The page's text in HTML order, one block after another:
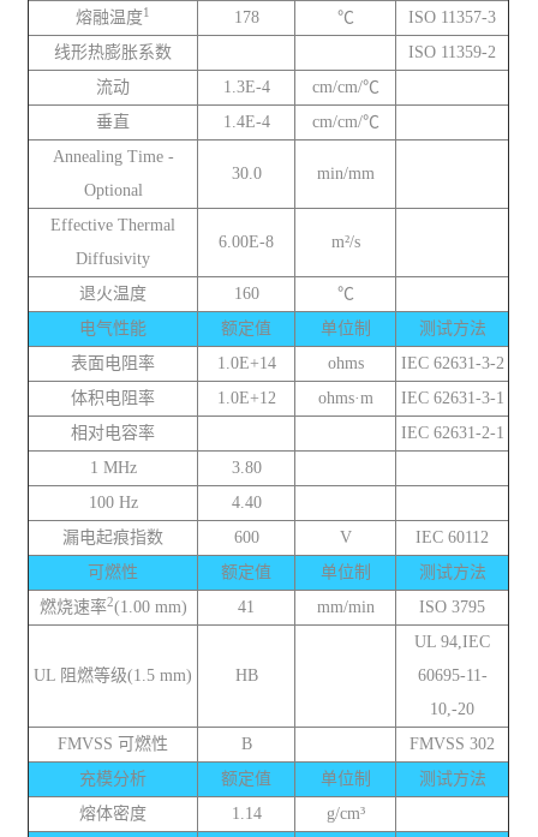
熔融温度1 178 ℃
ISO 11357-3
线形热膨胀系数
ISO 11359-2
流动
1.3E-4
cm/cm/℃
垂直
1.4E-4
cm/cm/℃
Annealing Time -
Optional
30.0 min/mm
Effective Thermal
Diffusivity
6.00E-8 m²/s
退火温度 160
℃
电气性能
额定值 单位制
测试方法
表面电阻率
1.0E+14 ohms
IEC 62631-3-2
体积电阻率
1.0E+12 ohms·m
IEC 62631-3-1
相对电容率
IEC 62631-2-1
1 MHz
3.80
100 Hz
4.40
漏电起痕指数
600 V
IEC 60112
可燃性
额定值 单位制
测试方法
燃烧速率2(1.00 mm) 41 mm/min ISO 3795
UL 阻燃等级(1.5 mm) HB
UL 94,IEC
60695-11-
10,-20
FMVSS 可燃性
B
FMVSS 302
充模分析
额定值 单位制
测试方法
熔体密度
1.14
g/cm³